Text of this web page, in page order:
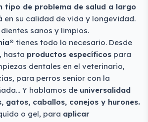
tipo de problema de salud a largo
en su calidad de vida y longevidad.
sanos y limpios.
tienes todo lo necesario. Desde
, hasta productos específicos para
dentales en el veterinario,
para perros senior con la
Y hablamos de universalidad
gatos, caballos, conejos y hurones.
o gel, para aplicar